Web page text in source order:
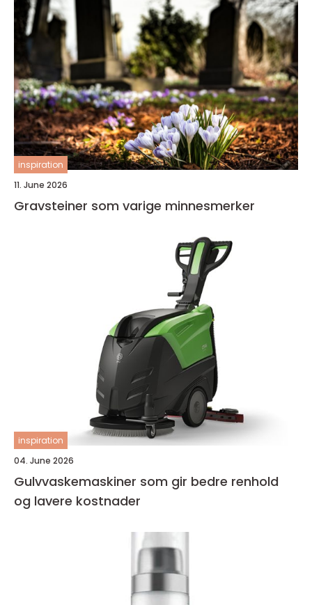
inspiration
11. June 2026
Gravsteiner som varige minnesmerker
inspiration
04. June 2026
Gulvvaskemaskiner som gir bedre renhold
og lavere kostnader